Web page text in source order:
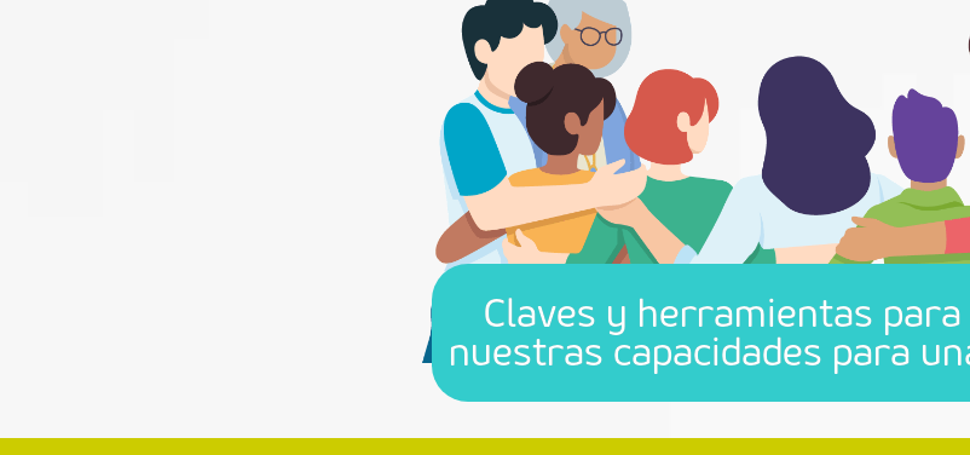
Claves y herramientas
nuestras capacidades para